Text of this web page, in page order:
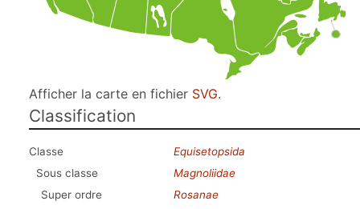
Afficher la carte en fichier SVG.
Classification
Classe
Equisetopsida
Sous classe
Magnoliidae
Super ordre
Rosanae